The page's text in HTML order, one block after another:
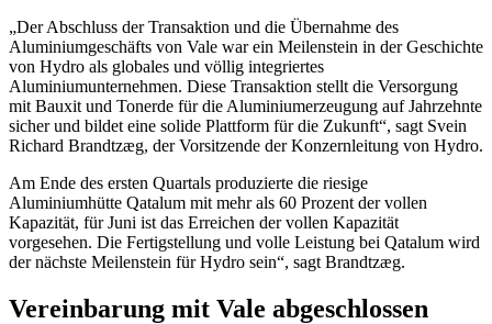
„Der Abschluss der Transaktion und die Übernahme des
Aluminiumgeschäfts von Vale war ein Meilenstein in der Geschichte
von Hydro als globales und völlig integriertes
Aluminiumunternehmen. Diese Transaktion stellt die Versorgung
mit Bauxit und Tonerde für die Aluminiumerzeugung auf Jahrzehnte
sicher und bildet eine solide Plattform für die Zukunft“, sagt Svein
Richard Brandtzæg, der Vorsitzende der Konzernleitung von Hydro.
Am Ende des ersten Quartals produzierte die riesige
Aluminiumhütte Qatalum mit mehr als 60 Prozent der vollen
Kapazität, für Juni ist das Erreichen der vollen Kapazität
vorgesehen. Die Fertigstellung und volle Leistung bei Qatalum wird
der nächste Meilenstein für Hydro sein“, sagt Brandtzæg.
Vereinbarung mit Vale abgeschlossen